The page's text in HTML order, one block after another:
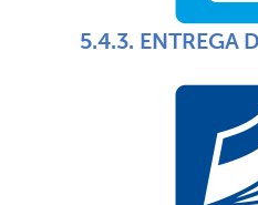
5.4.3. ENTREGA